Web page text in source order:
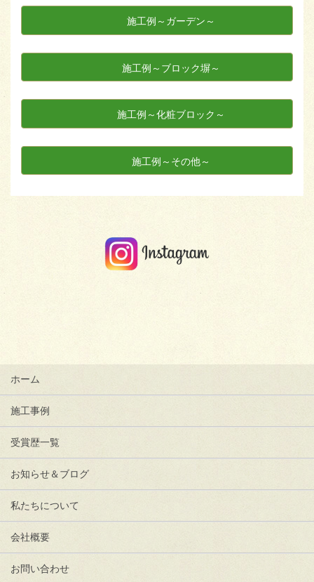
施工例～ガーデン～
施工例～ブロック塀～
施工例～化粧ブロック～
施工例～その他～
ホーム
施工事例
受賞歴一覧
お知らせ＆ブログ
私たちについて
会社概要
お問い合わせ